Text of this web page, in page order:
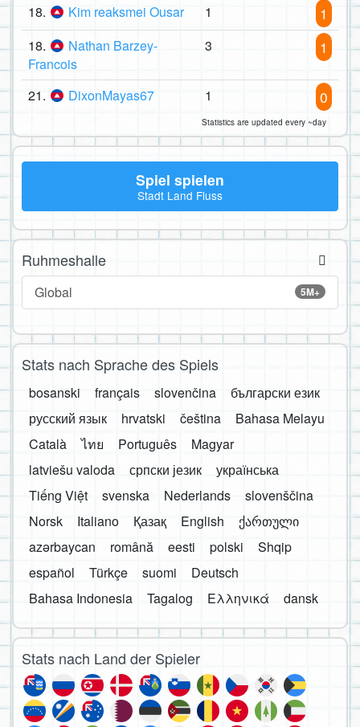
18. Kim reaksmei Ousar 1 1
18.
Nathan Barzey-
Francois
3 1
21. DixonMayas67 1 0
Statistics are updated every ~day
Spiel spielen
Stadt Land Fluss
Ruhmeshalle
5M+
Global
Stats nach Sprache des Spiels
bosanski français slovenčina
български език
русский язык
hrvatski čeština
Bahasa Melayu
Català
ไทย Português
Magyar
latviešu valoda
српски језик
українська
Tiếng Việt
svenska Nederlands
slovenščina
Norsk
Italiano Қазақ English
ქართული
azərbaycan
română eesti polski
Shqip
español
Türkçe suomi
Deutsch
Bahasa Indonesia
Tagalog Ελληνικά dansk
Stats nach Land der Spieler